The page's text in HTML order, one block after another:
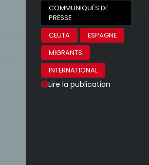
COMMUNIQUÉS DE
PRESSE
CEUTA
ESPAGNE
MIGRANTS
INTERNATIONAL
Lire la publication